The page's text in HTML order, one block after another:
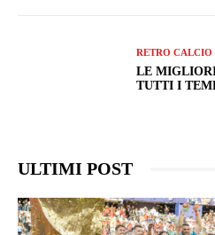
RETRO CALCIO
LE
TUTTI I
ULTIMI POST